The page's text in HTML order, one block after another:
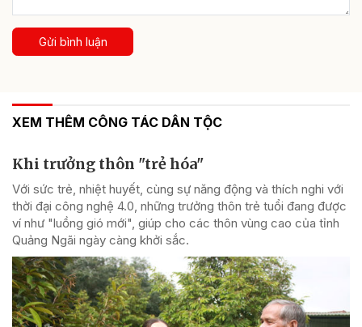
Gửi bình luận
XEM THÊM CÔNG TÁC DÂN TỘC
Khi trưởng thôn "trẻ hóa"
Với sức trẻ, nhiệt huyết, cùng sự năng động và thích nghi với
thời đại công nghệ 4.0, những trưởng thôn trẻ tuổi đang được
ví như "luồng gió mới", giúp cho các thôn vùng cao của tỉnh
Quảng Ngãi ngày càng khởi sắc.